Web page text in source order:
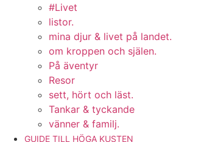
#Livet
listor.
mina djur & livet på landet.
om kroppen och själen.
På äventyr
Resor
sett, hört och läst.
Tankar & tyckande
vänner & familj.
GUIDE TILL HÖGA KUSTEN